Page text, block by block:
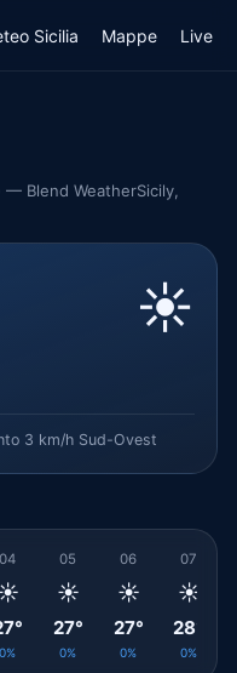
Sicilia Mappe Live
— Blend WeatherSicily,
☀️
3 km/h Sud-Ovest
04
0%
05
☀️
27°
0%
06
☀️
27°
0%
07
☀️
28°
0%